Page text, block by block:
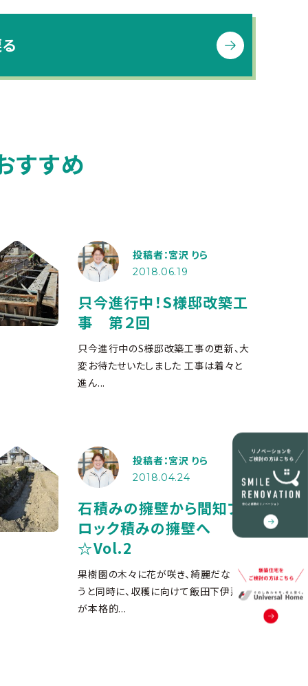
すすめ
投稿者：宮沢 りら
2018.06.19
只今進行中！S様邸改築工
事 第２回
只今進行中のS様邸改築工事の更新、大
変お待たせいたしました 工事は着々と
進ん...
投稿者：宮沢 りら
2018.04.24
石積みの擁壁から間知ブ
ロック積みの擁壁へ
☆Vol.2
果樹園の木々に花が咲き、綺麗だなと思
うと同時に、収穫に向けて飯田下伊那中
が本格的...